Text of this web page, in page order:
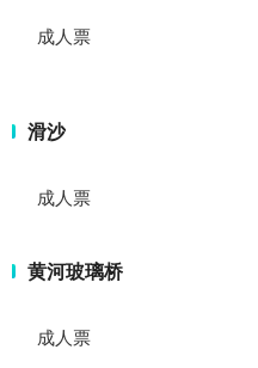
成人票
滑沙
成人票
黄河玻璃桥
成人票